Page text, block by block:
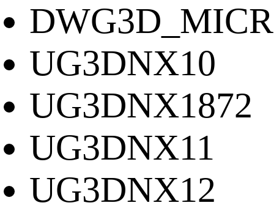
UG3DNX10
UG3DNX1872
UG3DNX11
UG3DNX12